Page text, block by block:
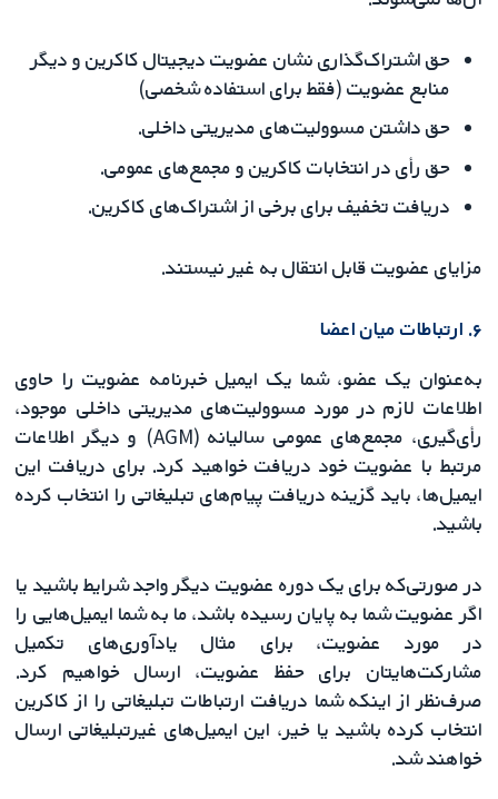
حق اشتراک‌گذاری نشان عضویت دیجیتال کاکرین و دیگر
منابع عضویت (فقط برای استفاده شخصی)
حق داشتن مسوولیت‌های مدیریتی داخلی.
حق رأی در انتخابات کاکرین و مجمع‌های عمومی.
دریافت تخفیف برای برخی از اشتراک‌های کاکرین.
مزایای عضویت قابل انتقال به غیر نیستند.
۶. ارتباطات میان اعضا
به‌عنوان یک عضو، شما یک ایمیل خبرنامه عضویت را حاوی
اطلاعات لازم در مورد مسوولیت‌های مدیریتی داخلی موجود،
رأی‌گیری، مجمع‌های عمومی سالیانه (AGM) و دیگر اطلاعات
مرتبط با عضویت‌ خود دریافت خواهید کرد. برای دریافت این
ایمیل‌ها، باید گزینه دریافت پیام‌های تبلیغاتی را انتخاب کرده
باشید.
در صورتی‌که برای یک دوره عضویت دیگر واجد شرایط باشید یا
اگر عضویت شما به پایان رسیده باشد، ما به شما ایمیل‌هایی را
در مورد عضویت‌، برای مثال یادآوری‌های تکمیل
مشارکت‌هایتان برای حفظ عضویت، ارسال خواهیم کرد.
صرف‌نظر از اینکه شما دریافت ارتباطات تبلیغاتی را از کاکرین
انتخاب کرده باشید یا خیر، این ایمیل‌های غیرتبلیغاتی ارسال
خواهند شد.